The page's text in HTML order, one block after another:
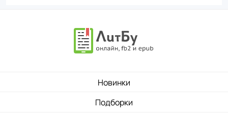
Новинки
Подборки